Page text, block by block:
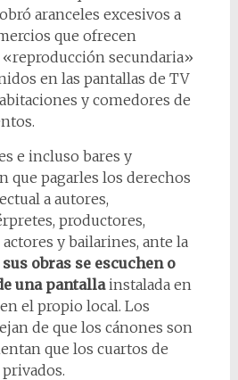
aranceles excesivos a
que ofrecen
secundaria»
en las pantallas de TV
y comedores de
e incluso bares y
que pagarles los derechos
a autores,
productores,
y bailarines, ante la
sus obras se escuchen o
una pantallainstalada en
el propio local. Los
de que los cánones son
que los cuartos de